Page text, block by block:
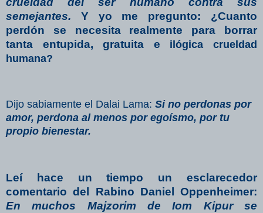
semejantes. Y yo me pregunto: ¿Cuanto
perdón se necesita realmente para borrar
tanta entupida, gratuita e ilógica crueldad
humana?
Dijo sabiamente el Dalai Lama: Si no perdonas por
amor, perdona al menos por egoísmo, por tu
propio bienestar.
Leí hace un tiempo un esclarecedor
comentario del Rabino Daniel Oppenheimer:
En muchos Majzorim de Iom Kipur se